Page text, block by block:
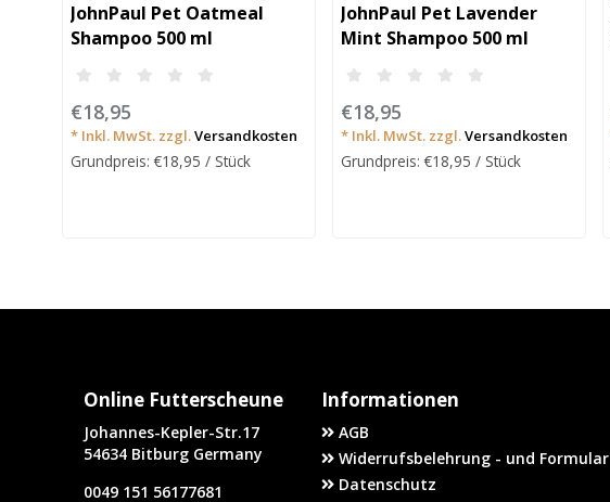
JohnPaul Pet Oatmeal
Shampoo 500 ml
€18,95
* Inkl. MwSt. zzgl.Versandkosten
Grundpreis: €18,95 / Stück
JohnPaul Pet Lavender
Mint Shampoo 500 ml
€18,95
* Inkl. MwSt. zzgl.Versandkosten
Grundpreis: €18,95 / Stück
Online Futterscheune
Johannes-Kepler-Str.17
54634 Bitburg Germany
0049 151 56177681
Informationen
AGB
Widerrufsbelehrung - und Formular
Datenschutz